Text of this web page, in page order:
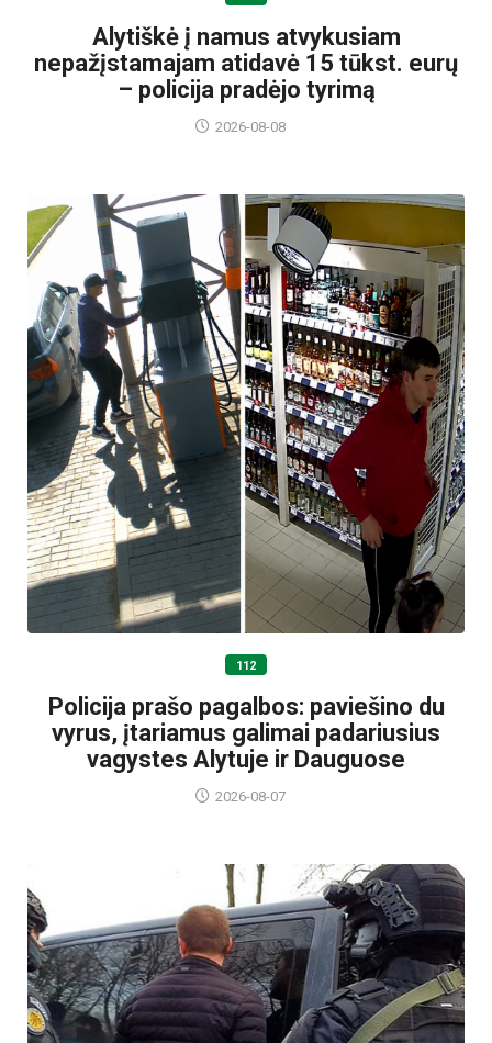
Alytiškė į namus atvykusiam
nepažįstamajam atidavė 15 tūkst. eurų
– policija pradėjo tyrimą
2026-08-08
112
Policija prašo pagalbos: paviešino du
vyrus, įtariamus galimai padariusius
vagystes Alytuje ir Dauguose
2026-08-07